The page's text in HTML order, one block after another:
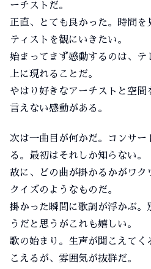
ーチストだ。
正直、とても良かった。時間を
ティストを観にいきたい。
始まってまず感動するのは、テ
上に現れることだ。
やはり好きなアーチストと空間
言えない感動がある。
次は一曲目が何かだ。コンサー
る。最初はそれしか知らない。
故に、どの曲が掛かるかがワク
クイズのようなものだ。
掛かった瞬間に歌詞が浮かぶ。
うだと思うがこれも嬉しい。
歌の始まり。生声が聞こえてく
こえるが、雰囲気が抜群だ。